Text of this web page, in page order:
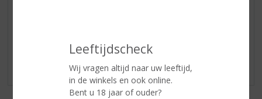
Leeftijdscheck
Wij vragen altijd naar uw leeftijd,
in de winkels en ook online.
Bent u 18 jaar of ouder?
Schrijf een review
Er zijn nog geen reviews geplaatst voor dit product